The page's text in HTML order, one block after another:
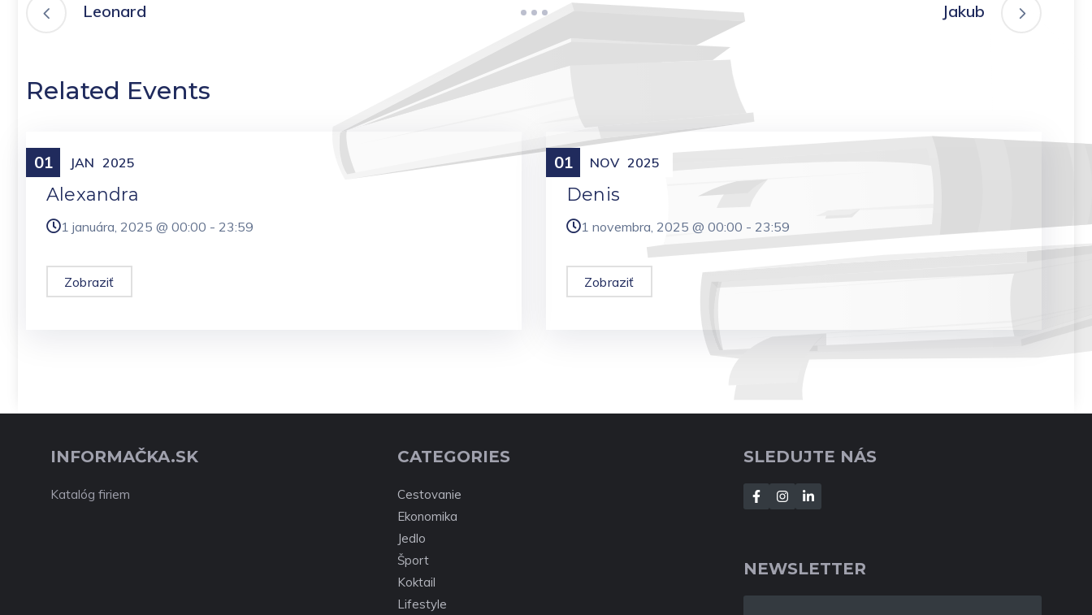
Leonard Jakub
Related Events
01 JAN 2025
Meniny
Alexandra
1 januára, 2025 @ 00:00 - 23:59
Zobraziť
01 NOV 2025
Meniny
Denis
1 novembra, 2025 @ 00:00 - 23:59
Zobraziť
INFORMAČKA.SK
Katalóg firiem
CATEGORIES
Cestovanie
Ekonomika
Jedlo
Šport
Koktail
Lifestyle
SLEDUJTE NÁS
NEWSLETTER